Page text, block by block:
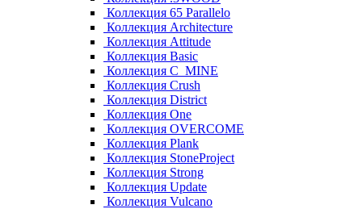
Коллекция 65 Parallelo
Коллекция Architecture
Коллекция Attitude
Коллекция Basic
Коллекция C_MINE
Коллекция Crush
Коллекция District
Коллекция One
Коллекция OVERCOME
Коллекция Plank
Коллекция StoneProject
Коллекция Strong
Коллекция Update
Коллекция Vulcano